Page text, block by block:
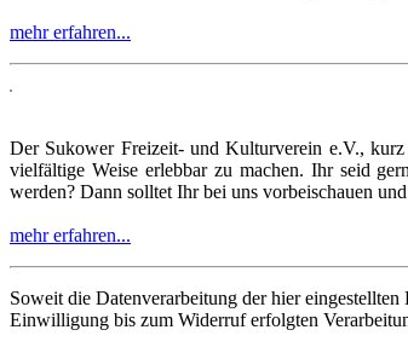
mehr erfahren...
Der Sukower Freizeit- und Kulturverein e.V.,
vielfältige Weise erlebbar zu machen. Ihr seid
werden? Dann solltet Ihr bei uns vorbeischauen
mehr erfahren...
Soweit die Datenverarbeitung der hier
Einwilligung bis zum Widerruf erfolgten